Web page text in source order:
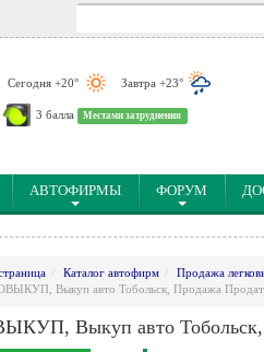
Сегодня +20° Завтра +23°
3 балла Местами затруднения
АВТОФИРМЫ ФОРУМ
Каталог автофирм
Продажа
Выкуп авто Тобольск, Продажа
Выкуп авто Тобольск,